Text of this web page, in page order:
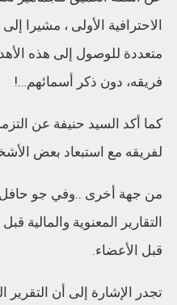
الاحترافية الأولى ، مشيرا
متعددة للوصول إلى هذه
فريقه، دون ذكر أسمائهم…!
كما أكد السيد حنيفة عن
لفريقه مع استبعاد بعض
من جهة أخرى ..وفي جو
التقارير المعنوية والمالية
قبل الأعضاء.
تجدر الإشارة إلى أن